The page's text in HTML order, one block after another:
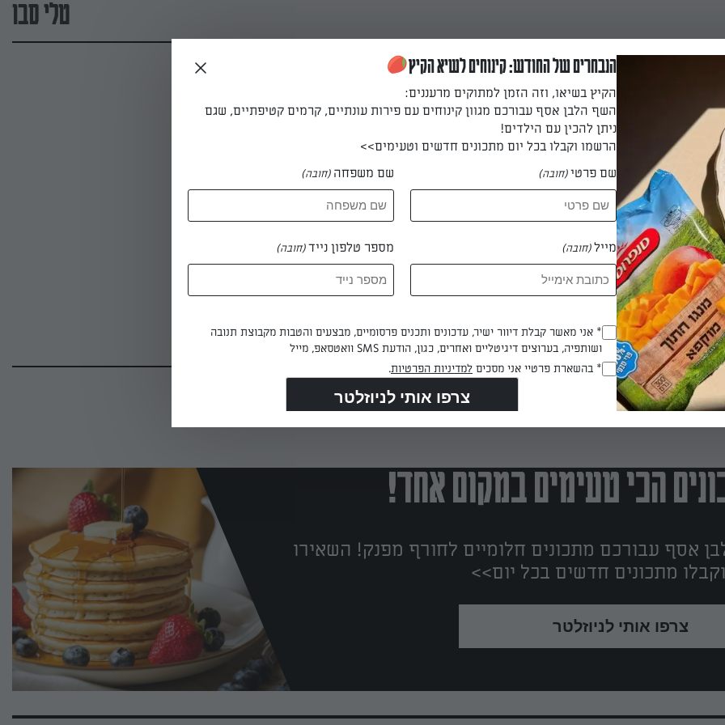
טלי סבו
קפואה
טלי סבו
הכי טעימים במקום אחד!
אסף עבורכם מתכונים חלומיים לחורף מפנק! השאירו
מתכונים חדשים בכל יום>>
צרפו אותי לניוזלטר
הנבחרים של החודש: קינוחים לשיא הקיץ
הקיץ בשיאו, וזה הזמן למתוקים מרעננים:
השף הלבן אסף עבורכם מגוון קינוחים עם פירות עונתיים, קרמים קטיפתיים, שגם
ניתן להכין עם הילדים!
הרשמו וקבלו בכל יום מתכונים חדשים וטעימים>>
שם פרטי(חובה) שם משפחה (חובה)
מייל(חובה) מספר טלפון נייד(חובה)
Opt_In
(חובה)
* אני מאשר קבלת דיוור ישיר, עדכונים ותכנים פרסומיים, מבצעים והטבות מקבוצת תנובה
ושותפיה, בערוצים דיגיטליים ואחרים, כגון, הודעת SMS וואטסאפ, מייל
RegulationsApproved
* בהשארת פרטיי אני מסכים למדיניות הפרטיות.